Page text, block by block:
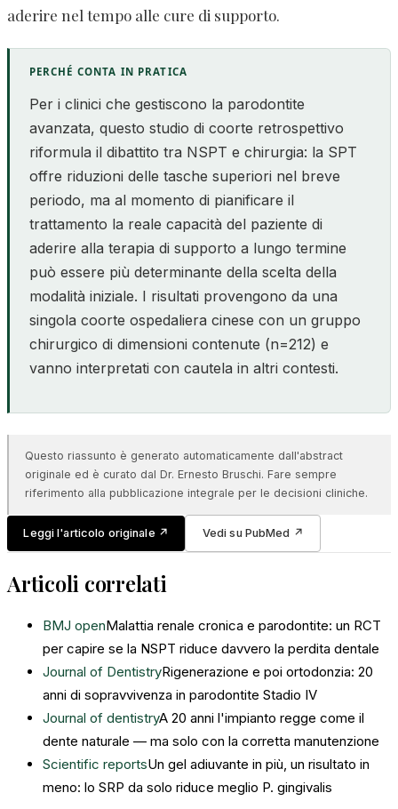
aderire nel tempo alle cure di supporto.
PERCHÉ CONTA IN PRATICA
Per i clinici che gestiscono la parodontite
avanzata, questo studio di coorte retrospettivo
riformula il dibattito tra NSPT e chirurgia: la SPT
offre riduzioni delle tasche superiori nel breve
periodo, ma al momento di pianificare il
trattamento la reale capacità del paziente di
aderire alla terapia di supporto a lungo termine
può essere più determinante della scelta della
modalità iniziale. I risultati provengono da una
singola coorte ospedaliera cinese con un gruppo
chirurgico di dimensioni contenute (n=212) e
vanno interpretati con cautela in altri contesti.
Questo riassunto è generato automaticamente dall'abstract
originale ed è curato dal Dr. Ernesto Bruschi. Fare sempre
riferimento alla pubblicazione integrale per le decisioni cliniche.
Leggi l'articolo originale ↗ Vedi su PubMed ↗
Articoli correlati
BMJ openMalattia renale cronica e parodontite: un RCT
per capire se la NSPT riduce davvero la perdita dentale
Journal of DentistryRigenerazione e poi ortodonzia: 20
anni di sopravvivenza in parodontite Stadio IV
Journal of dentistryA 20 anni l'impianto regge come il
dente naturale — ma solo con la corretta manutenzione
Scientific reportsUn gel adiuvante in più, un risultato in
meno: lo SRP da solo riduce meglio P. gingivalis